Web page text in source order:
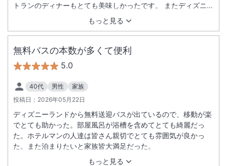
もっと見る
トランのディナーもとても美味しかったです。 またディズニー
に来る時は利用させてもらいたいと思います。
無料バスの本数が多くて便利
5.0
40代 男性
家族
投稿日： 2026年05月22日
もっと見る
ディズニーランドから無料送迎バスが出ているので、移動が楽
でとても助かった。部屋風呂が浴槽を含めてとても綺麗だっ
た。ホテルマンの人達は皆さん親切でとても雰囲気が良かっ
た。また泊まりたいと家族皆大満足だった。